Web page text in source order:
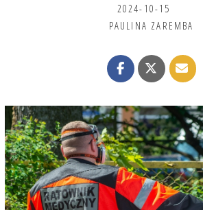
2024-10-15
PAULINA ZAREMBA